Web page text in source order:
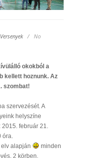
Versenyek/ No
okokból a
kellett hoznunk. Az
szombat!
szervezését. A
helyszíne
február 21.
alapján
minden
2 körben.